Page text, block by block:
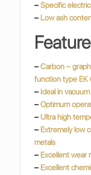
–Specific
– Low ash
– Carbon –
function type EK
– Ideal in
–Optimum
– Ultra high
– Extremely low
metals
– Excellent wear
– Excellent